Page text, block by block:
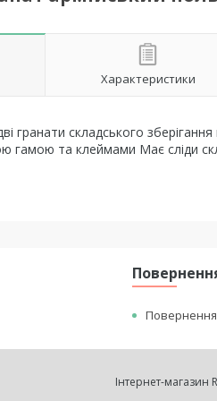
Характеристики
гранати складського
гамою та клеймами Має сліди
Повернення